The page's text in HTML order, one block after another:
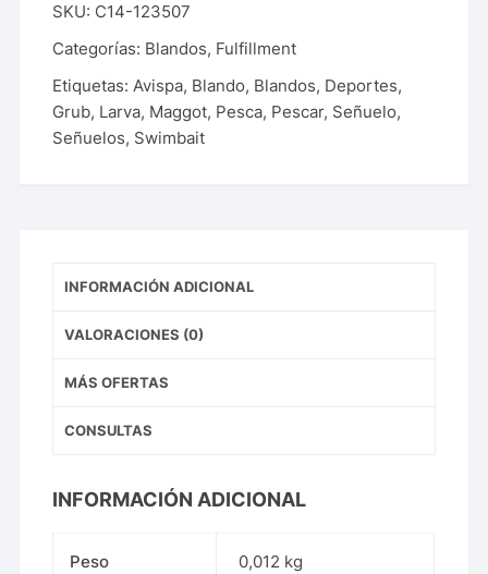
SKU: C14-123507
Categorías: Blandos, Fulfillment
Etiquetas:Avispa, Blando, Blandos, Deportes,
Grub, Larva, Maggot, Pesca, Pescar, Señuelo,
Señuelos, Swimbait
INFORMACIÓN ADICIONAL
VALORACIONES (0)
MÁS OFERTAS
CONSULTAS
INFORMACIÓN ADICIONAL
Peso 0,012 kg